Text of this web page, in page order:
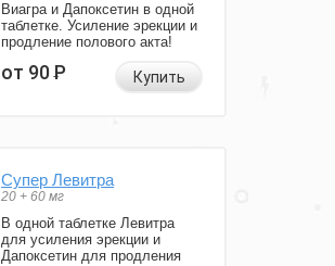
Виагра и Дапоксетин в одной
таблетке. Усиление эрекции и
продление полового акта!
от 90Р Купить
Супер Левитра
20 + 60 мг
В одной таблетке Левитра
для усиления эрекции и
Дапоксетин для продления